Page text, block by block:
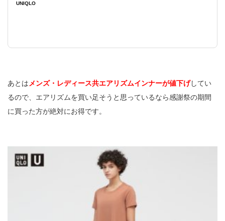
UNIQLO
あとはメンズ・レディース共エアリズムインナーが値下げしてい
るので、エアリズムを買い足そうと思っているなら感謝祭の期間
に買った方が絶対にお得です。